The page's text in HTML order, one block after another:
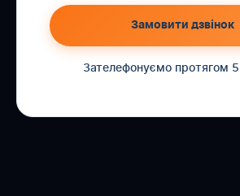
Замовити дзвінок
Зателефонуємо протягом